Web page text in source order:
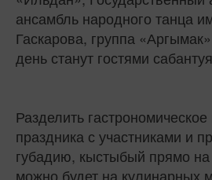
ансамбль народного танца
Гаскарова, группа
день станут гостями
Разделить
праздника с участниками и
губадию, кыстыбый прямо на
можно будет на кулинарных